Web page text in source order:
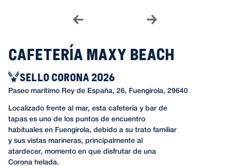
Cafetería Maxy Beach
SELLO CORONA 2026
Paseo marítimo Rey de España, 26, Fuengirola, 29640
Localizado frente al mar, esta cafetería y bar de
tapas es uno de los puntos de encuentro
habituales en Fuengirola, debido a su trato familiar
y sus vistas marineras, principalmente al
atardecer, momento en que disfrutar de una
Corona helada.